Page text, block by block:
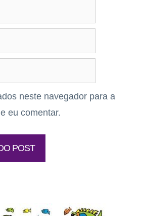
neste navegador para a
eu comentar.